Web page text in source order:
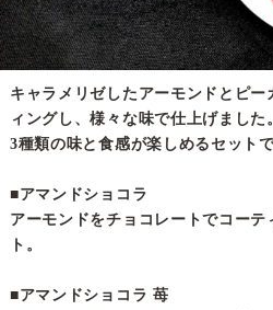
キャラメリゼしたアーモンドとピ
ィングし、様々な味で仕上げました
3種類の味と食感が楽しめるセットで
■アマンドショコラ
アーモンドをチョコレートでコー
ト。
■アマンドショコラ 苺